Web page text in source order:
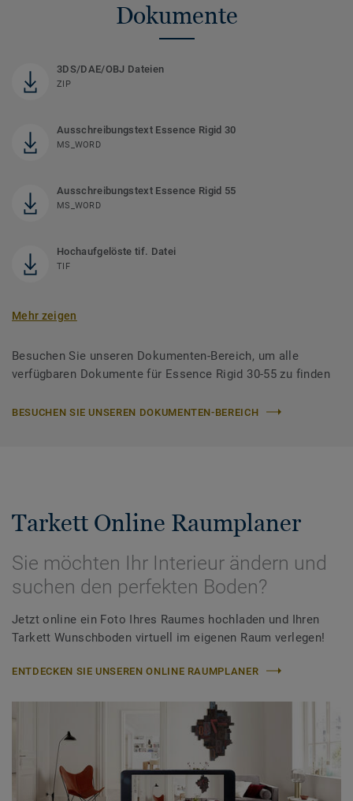
Dokumente
3DS/DAE/OBJ Dateien
ZIP
Ausschreibungstext Essence Rigid 30
MS_WORD
Ausschreibungstext Essence Rigid 55
MS_WORD
Hochaufgelöste tif. Datei
TIF
Mehr zeigen
Besuchen Sie unseren Dokumenten-Bereich, um alle
verfügbaren Dokumente für Essence Rigid 30-55 zu finden
BESUCHEN SIE UNSEREN DOKUMENTEN-BEREICH
Tarkett Online Raumplaner
Sie möchten Ihr Interieur ändern und
suchen den perfekten Boden?
Jetzt online ein Foto Ihres Raumes hochladen und Ihren
Tarkett Wunschboden virtuell im eigenen Raum verlegen!
ENTDECKEN SIE UNSEREN ONLINE RAUMPLANER